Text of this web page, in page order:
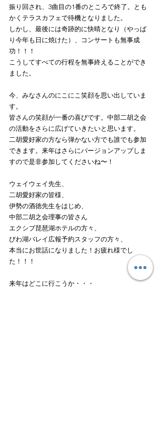
振り回され、3曲目の1番のところで終了。とも
かくテラスカフェで待機となりました。
しかし、最後には奇跡的に快晴となり（やっぱ
り今年も日に焼けた）、コンサートも無事成
功！！！
こうしてすべての行程を無事終えることができ
ました。
今、みなさんのにこにこ笑顔を思い出していま
す。
皆さんの笑顔が一番の喜びです。中部二胡之会
の活動をさらに広げていきたいと思います。
二胡愛好家の方なら弾かない方でも誰でも参加
できます。来年はさらにバージョンアップしま
すので是非参加してくださいね〜！
ウェイウェイ先生、
二胡愛好家の皆様、
伊勢の酒徳先生をはじめ、
中部二胡之会理事の皆さん
エクシブ琵琶湖ホテルの方々、
びわ湖バレイ広報予約スタッフの方々、
本当にお世話になりました！お疲れ様でし
た！！！
来年はどこに行こうか・・・